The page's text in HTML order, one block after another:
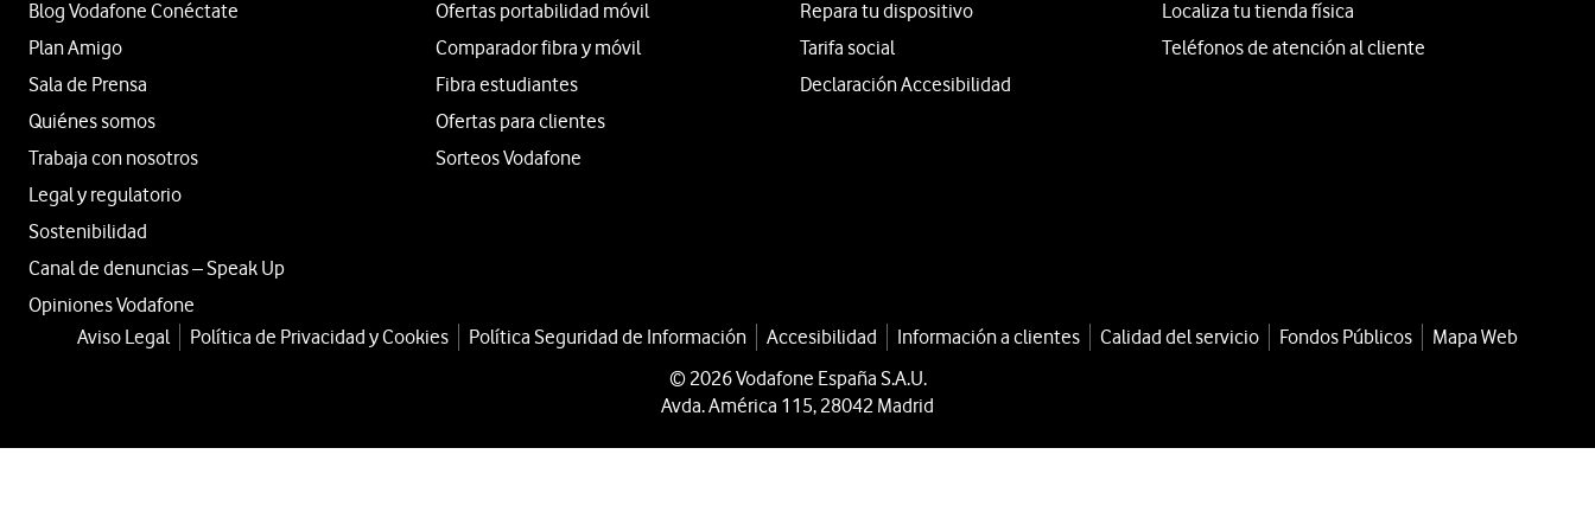
Blog Vodafone Conéctate
Plan Amigo
Sala de Prensa
Quiénes somos
Trabaja con nosotros
Legal y regulatorio
Sostenibilidad
Canal de denuncias – Speak Up
Opiniones Vodafone
Ofertas portabilidad móvil
Comparador fibra y móvil
Fibra estudiantes
Ofertas para clientes
Sorteos Vodafone
Repara tu dispositivo
Tarifa social
Declaración Accesibilidad
Localiza tu tienda física
Teléfonos de atención al cliente
Aviso Legal Política de Privacidad y Cookies Política Seguridad de Información Accesibilidad Información a clientes Calidad del servicio Fondos Públicos
Mapa Web
© 2026 Vodafone España S.A.U.
Avda. América 115, 28042 Madrid